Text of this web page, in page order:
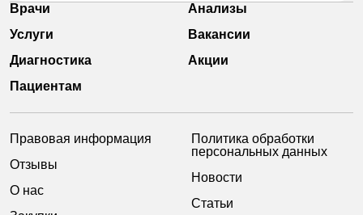
Врачи
Анализы
Услуги
Вакансии
Диагностика
Акции
Пациентам
Правовая информация
Отзывы
О нас
Политика обработки
персональных данных
Новости
Статьи